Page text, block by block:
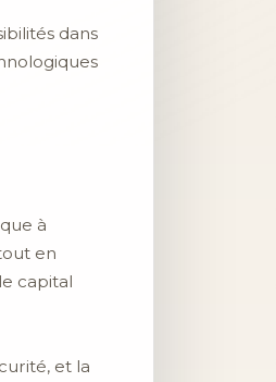
dans
à
en
capital
et la